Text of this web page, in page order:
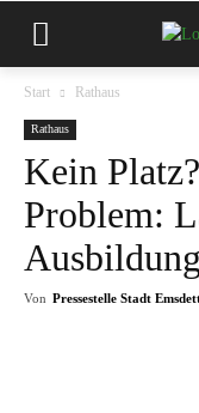
Start Rathaus
Rathaus
Kein
Problem:
Von Pressestelle Stadt